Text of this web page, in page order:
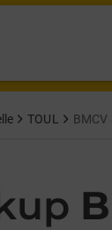
TOUL BMCV
PAUL KELLER